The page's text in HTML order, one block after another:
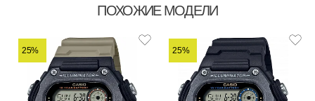
ПОХОЖИЕ МОДЕЛИ
25% 25%